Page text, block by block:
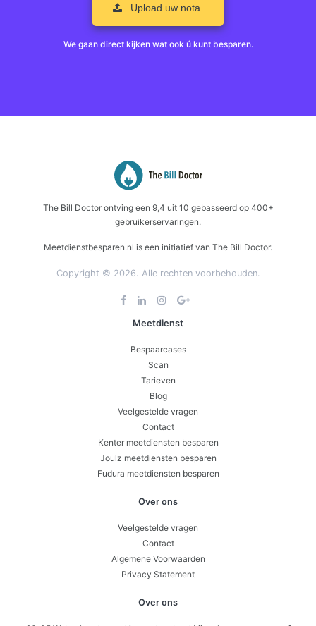
Upload uw nota.
We gaan direct kijken wat ook ú kunt besparen.
The Bill Doctorontving een 9,4 uit 10 gebasseerd op 400+
gebruikerservaringen.
Meetdienstbesparen.nl is een initiatief van The Bill Doctor.
Copyright © 2026. Alle rechten voorbehouden.
Meetdienst
Bespaarcases
Scan
Tarieven
Blog
Veelgestelde vragen
Contact
Kenter meetdiensten besparen
Joulz meetdiensten besparen
Fudura meetdiensten besparen
Over ons
Veelgestelde vragen
Contact
Algemene Voorwaarden
Privacy Statement
Over ons